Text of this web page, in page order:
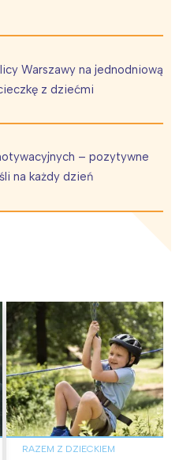
Warszawy na jednodniową
z dziećmi
– pozytywne
na każdy dzień
RAZEM Z DZIECKIEM